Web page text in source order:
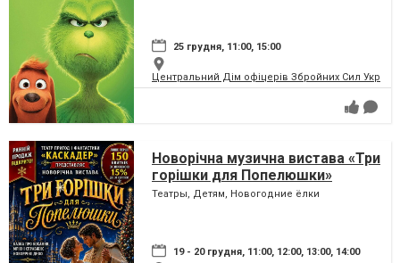
25 грудня, 11:00, 15:00
Центральний Дім офіцерів Збройних Сил
Новорічна музична вистава «Три
горішки для Попелюшки»
Театры, Детям, Новогодние ёлки
19 - 20 грудня, 11:00, 12:00, 13:00, 14:00